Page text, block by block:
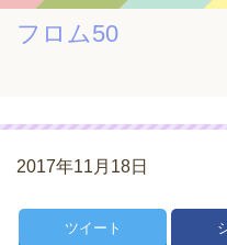
フロム50
2017年11月18日
ツイート